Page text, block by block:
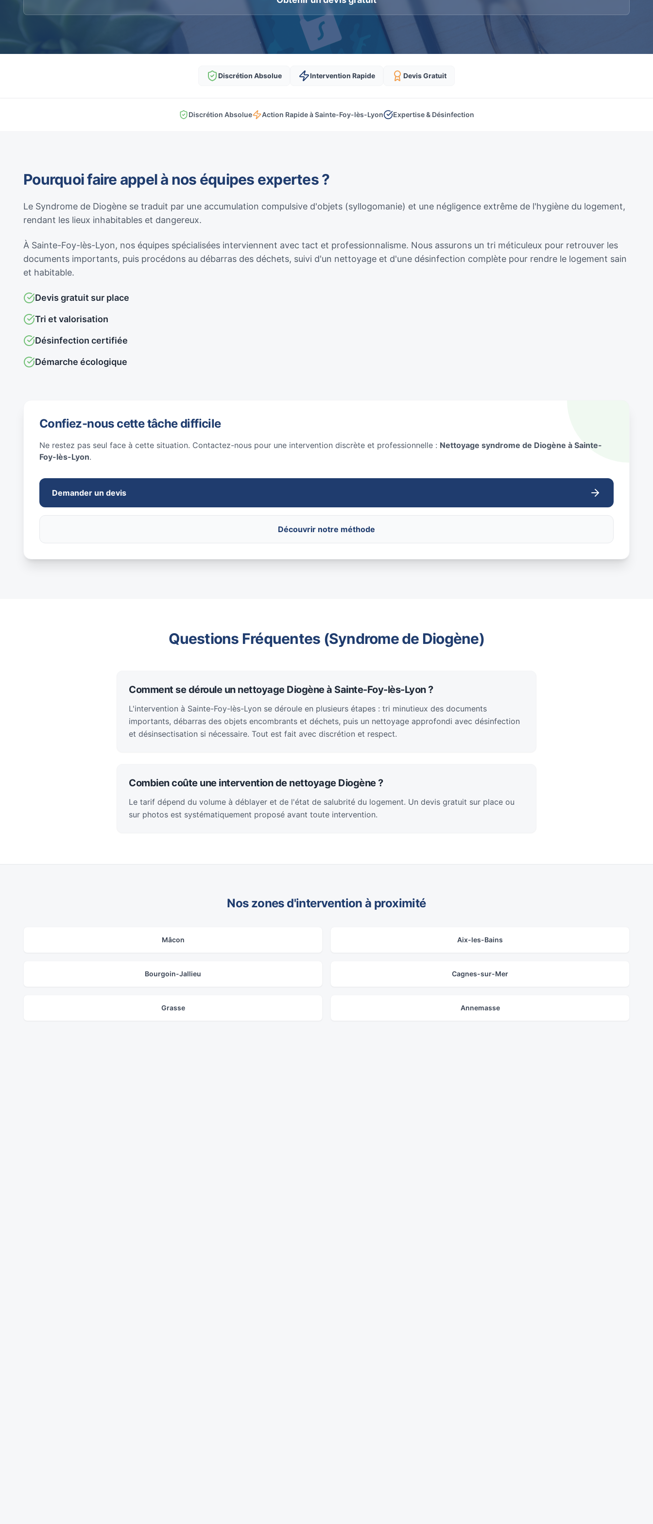
Discrétion Absolue Intervention Rapide Devis Gratuit
Discrétion Absolue Action Rapide à Sainte-Foy-lès-Lyon Expertise & Désinfection
Pourquoi faire appel à nos équipes expertes ?
Le Syndrome de Diogène se traduit par une accumulation compulsive d'objets (syllogomanie) et une négligence extrême de l'hygiène du logement,
rendant les lieux inhabitables et dangereux.
À Sainte-Foy-lès-Lyon, nos équipes spécialisées interviennent avec tact et professionnalisme. Nous assurons un tri méticuleux pour retrouver les
documents importants, puis procédons au débarras des déchets, suivi d'un nettoyage et d'une désinfection complète pour rendre le logement sain
et habitable.
Devis gratuit sur place
Tri et valorisation
Désinfection certifiée
Démarche écologique
Confiez-nous cette tâche difficile
Ne restez pas seul face à cette situation. Contactez-nous pour une intervention discrète et professionnelle : Nettoyage syndrome de Diogène à Sainte-
Foy-lès-Lyon.
Demander un devis
Découvrir notre méthode
Questions Fréquentes (Syndrome de Diogène)
Comment se déroule un nettoyage Diogène à Sainte-Foy-lès-Lyon ?
L'intervention à Sainte-Foy-lès-Lyon se déroule en plusieurs étapes : tri minutieux des documents
importants, débarras des objets encombrants et déchets, puis un nettoyage approfondi avec désinfection
et désinsectisation si nécessaire. Tout est fait avec discrétion et respect.
Combien coûte une intervention de nettoyage Diogène ?
Le tarif dépend du volume à déblayer et de l'état de salubrité du logement. Un devis gratuit sur place ou
sur photos est systématiquement proposé avant toute intervention.
Nos zones d'intervention à proximité
Mâcon Aix-les-Bains
Bourgoin-Jallieu Cagnes-sur-Mer
Grasse Annemasse